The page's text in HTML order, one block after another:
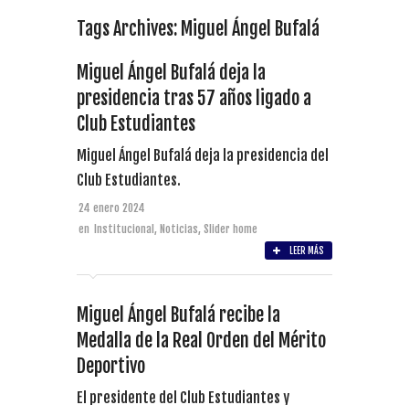
Tags Archives: Miguel Ángel Bufalá
Miguel Ángel Bufalá deja la
presidencia tras 57 años ligado a
Club Estudiantes
Miguel Ángel Bufalá deja la presidencia del
Club Estudiantes.
24 enero 2024
en Institucional, Noticias, Slider home
LEER MÁS
Miguel Ángel Bufalá recibe la
Medalla de la Real Orden del Mérito
Deportivo
El presidente del Club Estudiantes y